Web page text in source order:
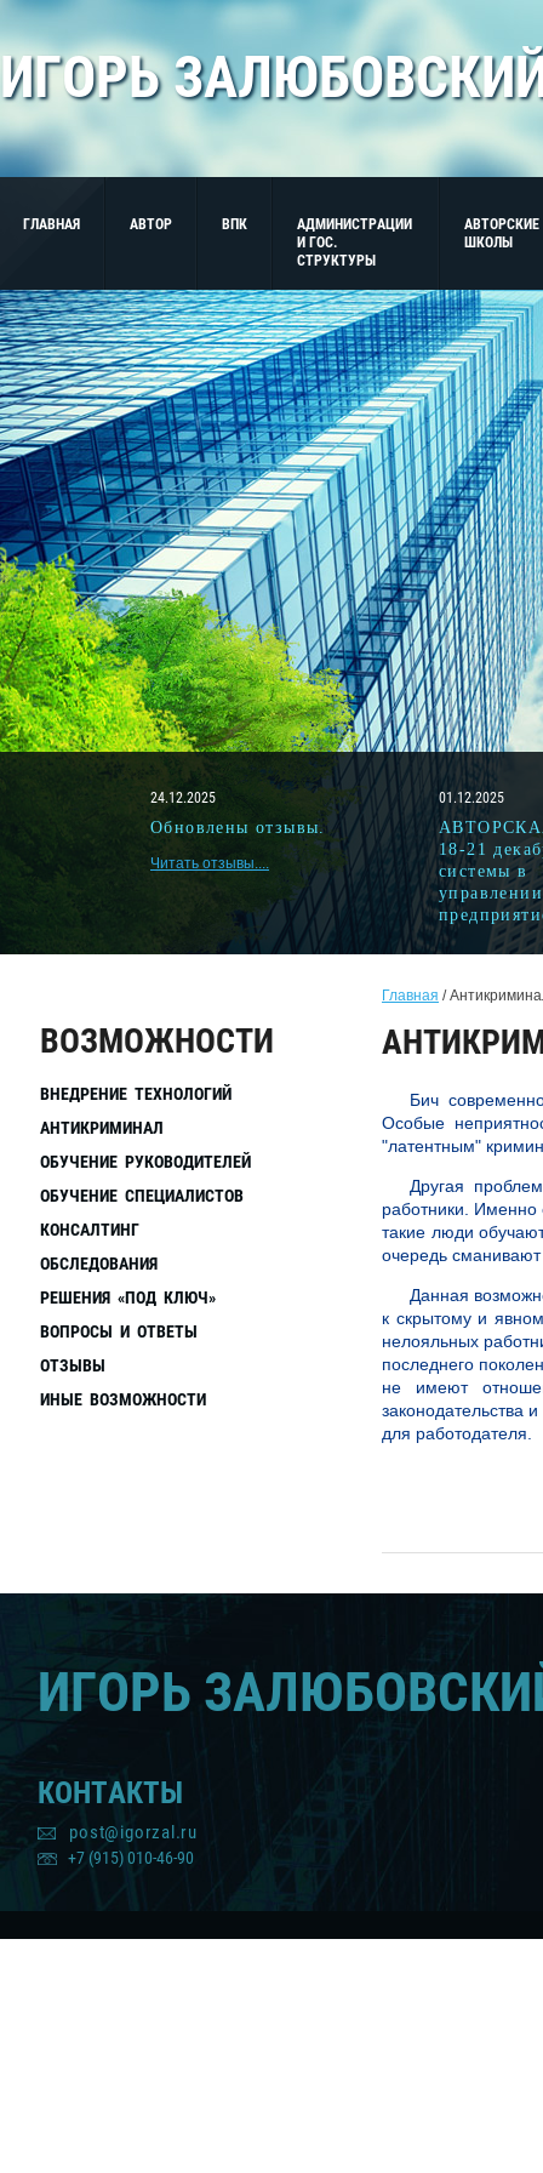
ИГОРЬ
ГЛАВНАЯ АВТОР ВПК
АДМИНИСТРАЦИИ
И ГОС.
СТРУКТУРЫ
АВТОРСКИЕ
ШКОЛЫ
24.12.2025
Обновлены отзывы.
Читать отзывы....
01.12.2025
18-21
системы в
управлении
ВОЗМОЖНОСТИ
ВНЕДРЕНИЕ ТЕХНОЛОГИЙ
АНТИКРИМИНАЛ
ОБУЧЕНИЕ РУКОВОДИТЕЛЕЙ
ОБУЧЕНИЕ СПЕЦИАЛИСТОВ
КОНСАЛТИНГ
ОБСЛЕДОВАНИЯ
РЕШЕНИЯ «ПОД КЛЮЧ»
ВОПРОСЫ И ОТВЕТЫ
ОТЗЫВЫ
ИНЫЕ ВОЗМОЖНОСТИ
Главная /
Бич
Особые
"латентным"
Другая
работники.
такие люди
очередь сманивают
Данная
к скрытому и
нелояльных
последнего
не имеют
законодательства
для работодателя.
ИГОРЬ
КОНТАКТЫ
post@igorzal.ru
+7 (915) 010-46-90